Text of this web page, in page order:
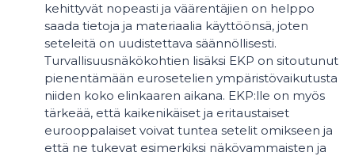
kehittyvät nopeasti ja väärentäjien on helppo
saada tietoja ja materiaalia käyttöönsä, joten
seteleitä on uudistettava säännöllisesti.
Turvallisuusnäkökohtien lisäksi EKP on sitoutunut
pienentämään eurosetelien ympäristövaikutusta
niiden koko elinkaaren aikana. EKP:lle on myös
tärkeää, että kaikenikäiset ja eritaustaiset
eurooppalaiset voivat tuntea setelit omikseen ja
että ne tukevat esimerkiksi näkövammaisten ja